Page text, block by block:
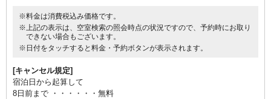
※料金は消費税込み価格です。
※上記の表示は、空室検索の照会時点の状況ですので、予約時にお取り
できない場合もございます。
※日付をタッチすると料金・予約ボタンが表示されます。
[キャンセル規定]
宿泊日から起算して
8日前まで ・・・・・・無料